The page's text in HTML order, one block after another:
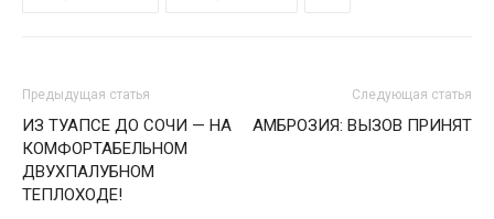
Предыдущая статья
ИЗ ТУАПСЕ ДО СОЧИ — НА
КОМФОРТАБЕЛЬНОМ
ДВУХПАЛУБНОМ
ТЕПЛОХОДЕ!
Следующая статья
АМБРОЗИЯ: ВЫЗОВ ПРИНЯТ